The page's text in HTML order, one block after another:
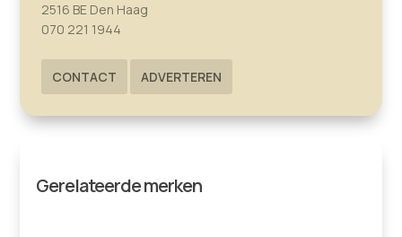
2516 BE Den Haag
070 221 1944
CONTACT ADVERTEREN
Gerelateerde merken